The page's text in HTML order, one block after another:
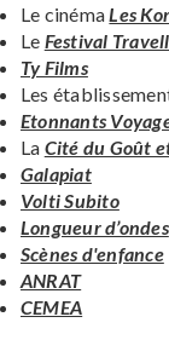
Le cinémaLes
Le Festival
Ty Films
Les
Etonnants
La Cité du Goût
Galapiat
Volti Subito
Longueur d’ondes
Scènes d'enfance
ANRAT
CEMEA